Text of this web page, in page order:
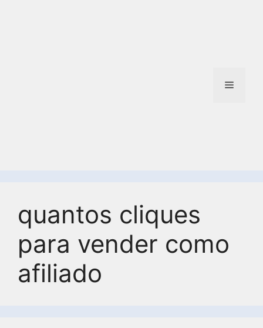
quantos cliques
para vender como
afiliado